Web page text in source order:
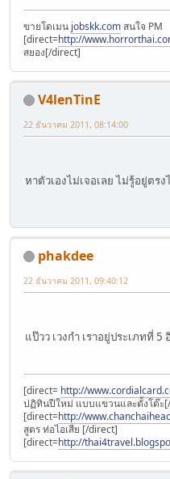
ขายโดเมน jobskk.com สนใจ PM
[direct=http://
สยอง[/direct]
V4lenTinE
22 ธันวาคม 2011, 08:14:00
หาตัวเองไม่เจอเลย ไม่รู้อยู่ตร
phakdee
22 ธันวาคม 2011, 09:40:12
แป๊วว เวงกำ เราอยู่ประเภทที่ 5
[direct= http://
ปฏิทินปีใหม่ แบบแขวนและตั้งโต๊ะ
[direct=http://
สูตร ท่อไอเสีย [/direct]
[direct=http://